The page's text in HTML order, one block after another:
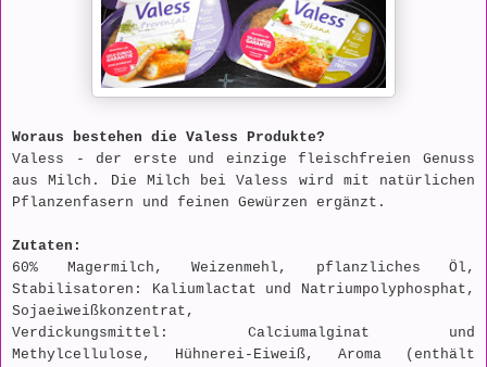
Woraus bestehen die Valess Produkte?
Valess - der erste und einzige
fleischfreien Genuss
aus Milch. Die Milch bei Valess wird mit natürlichen
Pflanzenfasern und feinen Gewürzen ergänzt.
Zutaten:
60% Magermilch, Weizenmehl, pflanzliches Öl,
Stabilisatoren: Kaliumlactat und Natriumpolyphosphat,
Sojaeiweißkonzentrat,
Verdickungsmittel: Calciumalginat und
Methylcellulose, Hühnerei-Eiweiß, Aroma (enthält